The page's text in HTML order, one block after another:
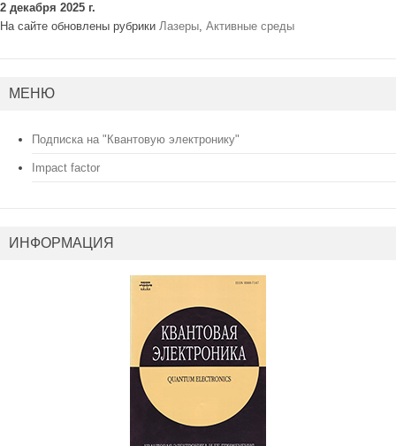
2 декабря 2025 г.
На сайте обновлены рубрики Лазеры, Активные среды
МЕНЮ
Подписка на "Квантовую электронику"
Impact factor
ИНФОРМАЦИЯ